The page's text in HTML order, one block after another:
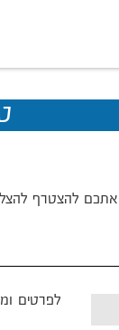
להצטרף
לפרטים